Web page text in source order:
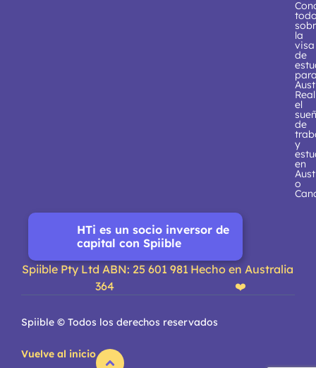
la
visa
de
el
de
y
en
o
HTi es un socio inversor de
capital con Spiible
Spiible Pty Ltd ABN: 25 601 981
364
Hecho en Australia
❤️
Spiible © Todos los derechos reservados
Vuelve al inicio